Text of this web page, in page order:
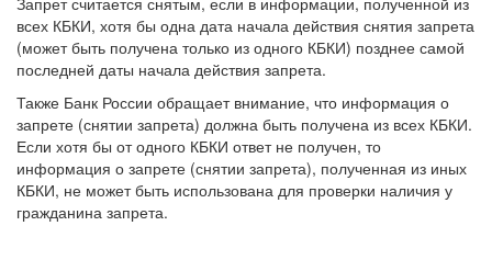
всех КБКИ, хотя бы одна дата начала действия снятия запрета
(может быть получена только из одного КБКИ) позднее самой
последней даты начала действия запрета.
Также Банк России обращает внимание, что информация о
запрете (снятии запрета) должна быть получена из всех КБКИ.
Если хотя бы от одного КБКИ ответ не получен, то
информация о запрете (снятии запрета), полученная из иных
КБКИ, не может быть использована для проверки наличия у
гражданина запрета.